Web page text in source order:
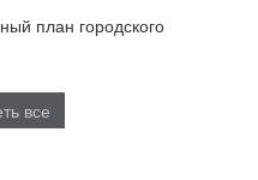
план городского
все